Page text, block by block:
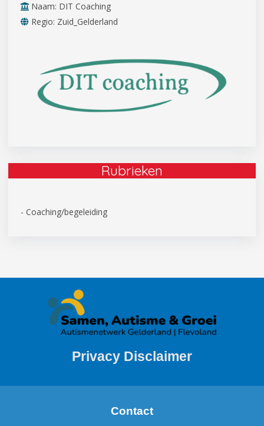
Naam: DIT Coaching
Regio: Zuid_Gelderland
Rubrieken
- Coaching/begeleiding
Privacy Disclaimer
Contact